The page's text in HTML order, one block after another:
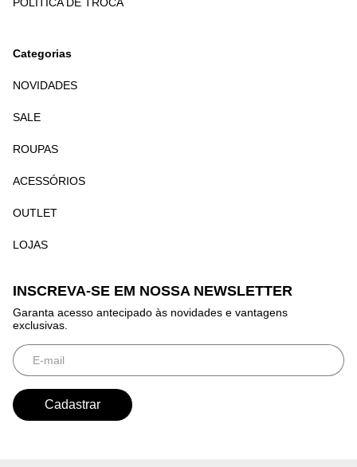
Categorias
NOVIDADES
SALE
ROUPAS
ACESSÓRIOS
OUTLET
LOJAS
INSCREVA-SE EM NOSSA NEWSLETTER
Garanta acesso antecipado às novidades e vantagens
exclusivas.